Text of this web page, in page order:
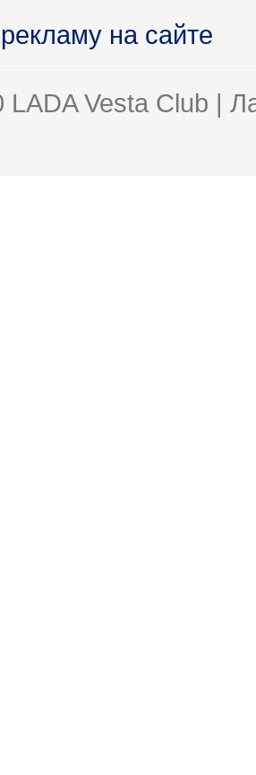
на сайте
LADA Vesta Club |